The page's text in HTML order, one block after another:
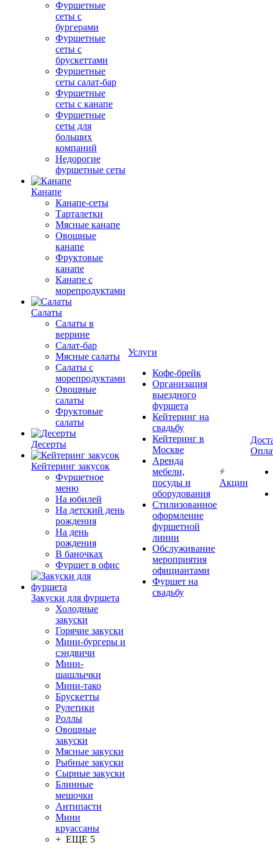
Фуршетные
сеты с
бургерами
Фуршетные
сеты с
брускеттами
Фуршетные
сеты салат-бар
Фуршетные
сеты с канапе
Фуршетные
сеты для
больших
компаний
Недорогие
фуршетные сеты
Канапе
Канапе-сеты
Тарталетки
Мясные канапе
Овощные
канапе
Фруктовые
канапе
Канапе с
морепродуктами
Салаты
Салаты в
веррине
Салат-бар
Мясные салаты
Салаты с
морепродуктами
Овощные
салаты
Фруктовые
салаты
Десерты
Кейтеринг закусок
Фуршетное
меню
На юбилей
На детский день
рождения
На день
рождения
В баночках
Фуршет в офис
Закуски для фуршета
Холодные
закуски
Горячие закуски
Мини-бургеры и
сэндвичи
Мини-
шашлычки
Мини-тако
Брускетты
Рулетики
Роллы
Овощные
закуски
Мясные закуски
Рыбные закуски
Сырные закуски
Блинные
мешочки
Антипасти
Мини
круассаны
+ ЕЩЕ 5
Услуги
Кофе-брейк
Организация
выездного
фуршета
Кейтеринг на
свадьбу
Кейтеринг в
Москве
Аренда
мебели,
посуды и
оборудования
Стилизованное
оформление
фуршетной
линии
Обслуживание
мероприятия
официантами
Фуршет на
свадьбу
Акции